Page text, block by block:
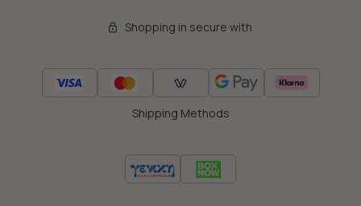
Shopping in secure with
Shipping Methods